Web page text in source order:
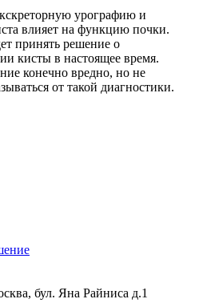
урографию и
влияет на функцию почки.
принять решение о
кисты в настоящее время.
конечно вредно, но не
от такой диагностики.
бул. Яна Райниса д.1